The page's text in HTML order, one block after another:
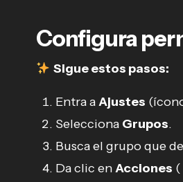
Configura
Sigue estos pasos:
Entra aAjustes
Selecciona Grupos.
Busca el grupo que
Da clic enAcciones